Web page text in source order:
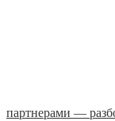
партнерами —